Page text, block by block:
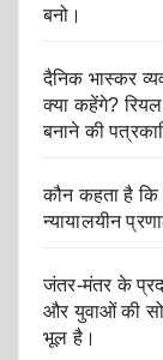
बनो।
दैनिक भास्कर
क्या कहेंगे?
बनाने की
कौन कहता है कि
न्यायालयीन
जंतर-मंतर के
और युवाओं की
भूल है।